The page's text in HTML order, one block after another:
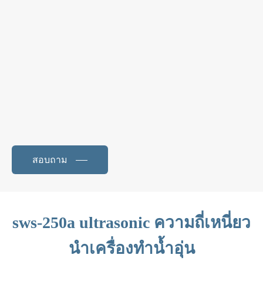
สอบถาม
sws-250a ultrasonic ความถี่เหนี่ยว
นำเครื่องทำน้ำอุ่น